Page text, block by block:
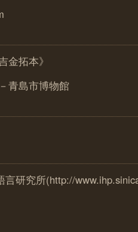
金拓本》
青島市博物館
言研究所(http://